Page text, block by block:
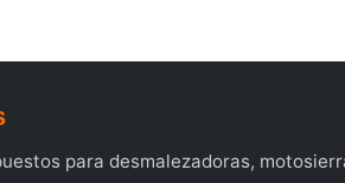
para desmalezadoras,